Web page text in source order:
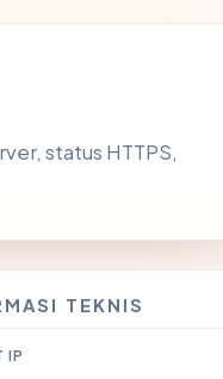
status HTTPS,
TEKNIS
IP